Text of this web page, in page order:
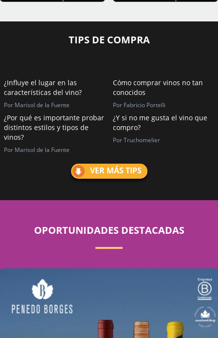
TIPS DE COMPRA
¿Influye el lugar en las
características del vino?
Por Marisol de la Fuente
Cómo comprar vinos no tan
conocidos
Por Fabricio Portelli
¿Por qué es importante probar
distintos estilos y tipos de
vinos?
Por Marisol de la Fuente
¿Y si no me gusta el vino que
compro?
Por Truchomelier
VER MÁS TIPS
OPORTUNIDADES DESTACADAS